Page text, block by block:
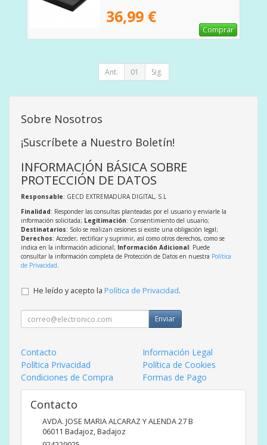
36,99 €
Comprar
Ant. 01 Sig.
Sobre Nosotros
¡Suscríbete a Nuestro Boletín!
INFORMACIÓN BÁSICA SOBRE
PROTECCIÓN DE DATOS
Responsable: GECD EXTREMADURA DIGITAL, S.L
Finalidad: Responder las consultas planteadas por el usuario y enviarle la
información solicitada; Legitimación: Consentimiento del usuario;
Destinatarios: Solo se realizan cesiones si existe una obligación legal;
Derechos: Acceder, rectificar y suprimir, así como otros derechos, como se
indica en la información adicional; Información Adicional: Puede
consultar la información completa de Protección de Datos en nuestra Política
de Privacidad.
He leído y acepto la Política de Privacidad.
Enviar
Contacto
Información Legal
Política Privacidad
Política de Cookies
Condiciones de Compra
Formas de Pago
Contacto
AVDA. JOSE MARIA ALCARAZ Y ALENDA 27 B
06011 Badajoz,Badajoz